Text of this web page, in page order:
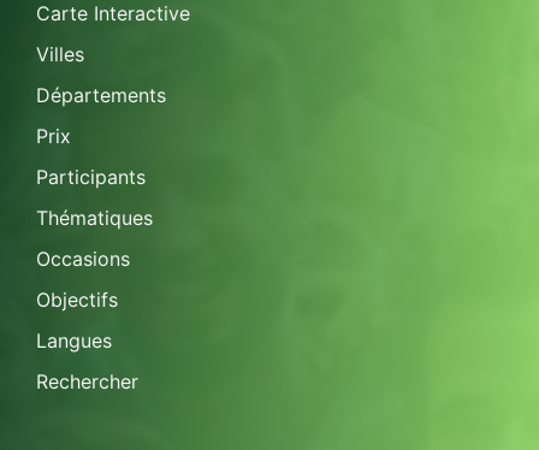
Carte Interactive
Villes
Départements
Prix
Participants
Thématiques
Occasions
Objectifs
Langues
Rechercher